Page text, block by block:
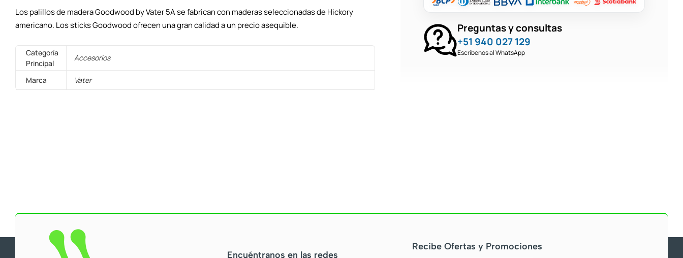
Los palillos de madera Goodwood by Vater 5A se fabrican con maderas seleccionadas de Hickory
americano. Los sticks Goodwood ofrecen una gran calidad a un precio asequible.
Categoría
Principal
Accesorios
Marca Vater
cantidad
Preguntas y consultas
+51 940 027 129
Escríbenos al WhatsApp
Encuéntranos en las redes
Recibe Ofertas y Promociones